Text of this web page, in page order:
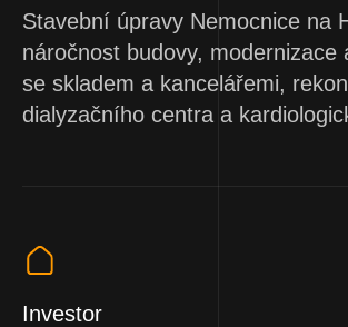
Stavební úpravy Nemocnice na
náročnost budovy,
se skladem a kancelářemi,
dialyzačního centra a
Investor